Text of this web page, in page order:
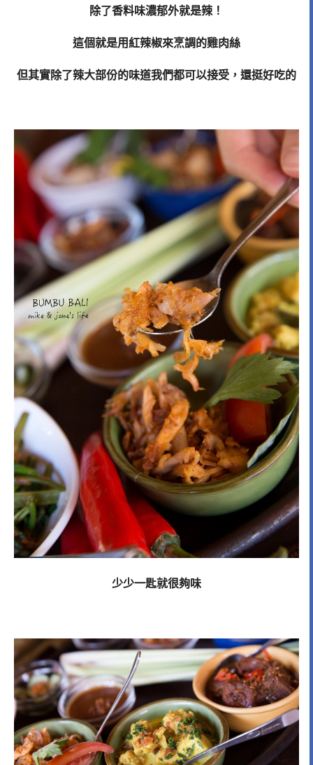
除了香料味濃郁外就是辣！
這個就是用紅辣椒來烹調的雞肉絲
但其實除了辣大部份的味道我們都可以接受，還挺好吃的
少少一匙就很夠味